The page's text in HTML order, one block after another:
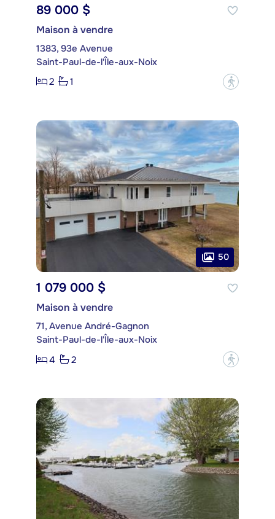
89 000 $
Maison à vendre
1383, 93e Avenue
Saint-Paul-de-l'Île-aux-Noix
2
1 ?
50
1 079 000 $
Maison à vendre
71, Avenue André-Gagnon
Saint-Paul-de-l'Île-aux-Noix
4
2 ?